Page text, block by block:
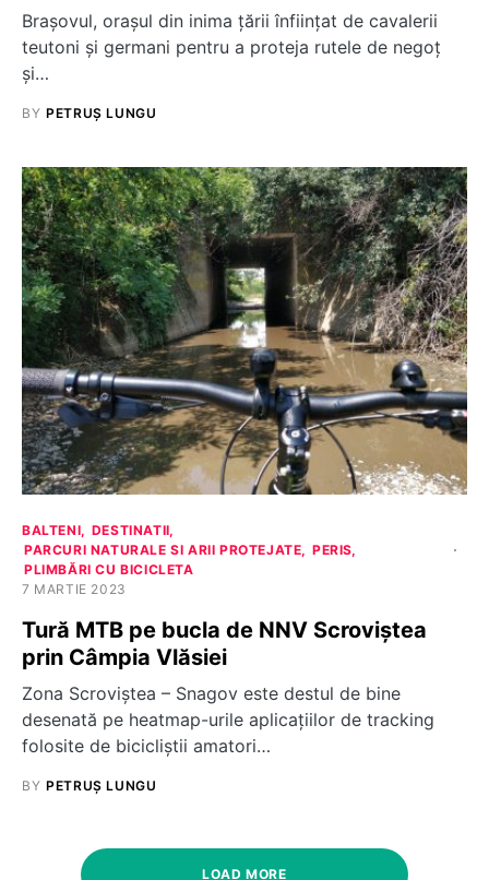
Brașovul, orașul din inima țării înființat de cavalerii
teutoni și germani pentru a proteja rutele de negoț
și…
BY PETRUȘ LUNGU
BALTENI
DESTINATII
PARCURI NATURALE SI ARII PROTEJATE
PERIS
PLIMBĂRI CU BICICLETA
7 MARTIE 2023
Tură MTB pe bucla de NNV Scroviștea
prin Câmpia Vlăsiei
Zona Scroviștea – Snagov este destul de bine
desenată pe heatmap-urile aplicațiilor de tracking
folosite de bicicliștii amatori…
BY PETRUȘ LUNGU
LOAD MORE